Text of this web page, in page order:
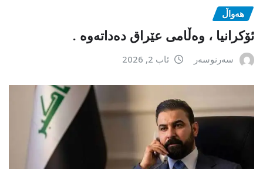
هەواڵ
ئۆکرانیا ، وەڵامی عێراق دەداتەوە .
سەرنوسەر ئاب 2, 2026